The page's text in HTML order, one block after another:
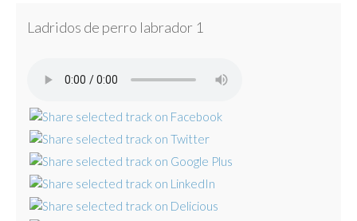
Ladridos de perro labrador 1